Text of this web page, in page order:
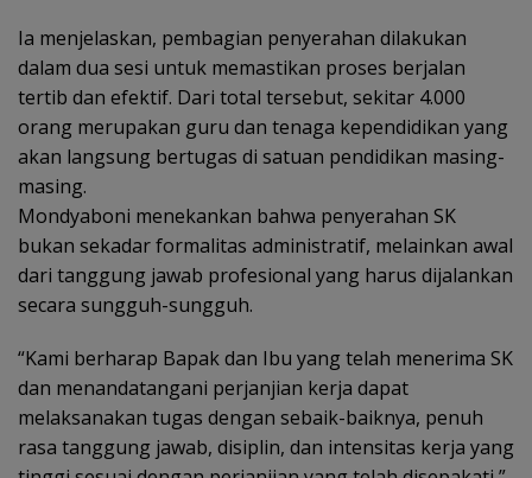
Ia menjelaskan, pembagian penyerahan dilakukan
dalam dua sesi untuk memastikan proses berjalan
tertib dan efektif. Dari total tersebut, sekitar 4.000
orang merupakan guru dan tenaga kependidikan yang
akan langsung bertugas di satuan pendidikan masing-
masing.
Mondyaboni menekankan bahwa penyerahan SK
bukan sekadar formalitas administratif, melainkan awal
dari tanggung jawab profesional yang harus dijalankan
secara sungguh-sungguh.
“Kami berharap Bapak dan Ibu yang telah menerima SK
dan menandatangani perjanjian kerja dapat
melaksanakan tugas dengan sebaik-baiknya, penuh
rasa tanggung jawab, disiplin, dan intensitas kerja yang